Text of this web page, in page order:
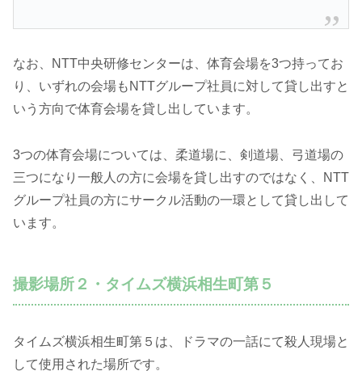
なお、NTT中央研修センターは、体育会場を3つ持ってお
り、いずれの会場もNTTグループ社員に対して貸し出すと
いう方向で体育会場を貸し出しています。
3つの体育会場については、柔道場に、剣道場、弓道場の
三つになり一般人の方に会場を貸し出すのではなく、NTT
グループ社員の方にサークル活動の一環として貸し出して
います。
撮影場所２・タイムズ横浜相生町第５
タイムズ横浜相生町第５は、ドラマの一話にて殺人現場と
して使用された場所です。